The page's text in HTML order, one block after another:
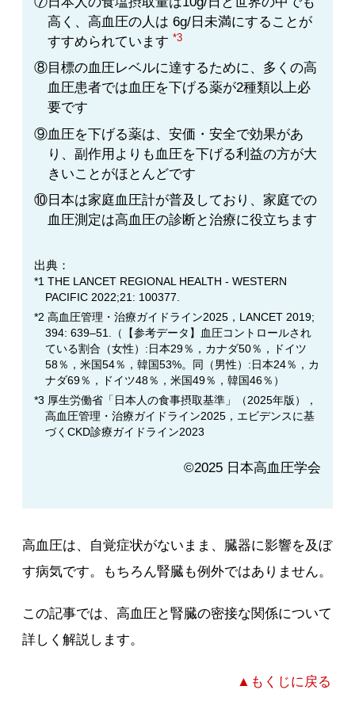
高く、高血圧の人は 6g/日未満にすることが
すすめられています *3
⑧目標の血圧レベルに達するために、多くの高
血圧患者では血圧を下げる薬が2種類以上必
要です
⑨血圧を下げる薬は、安価・安全で効果があ
り、副作用よりも血圧を下げる利益の方が大
きいことがほとんどです
⑩日本は家庭血圧計が普及しており、家庭での
血圧測定は高血圧の診断と治療に役立ちます
出典：
*1 THE LANCET REGIONAL HEALTH - WESTERN
PACIFIC 2022;21: 100377.
*2 高血圧管理・治療ガイドライン2025，LANCET 2019;
394: 639–51.（【参考データ】血圧コントロールされ
ている割合（女性）:日本29％，カナダ50％，ドイツ
58％，米国54％，韓国53%。同（男性）:日本24％，カ
ナダ69％，ドイツ48％，米国49％，韓国46％）
*3 厚生労働省「日本人の食事摂取基準」（2025年版），
高血圧管理・治療ガイドライン2025，エビデンスに基
づくCKD診療ガイドライン2023
©2025 日本高血圧学会
高血圧は、自覚症状がないまま、臓器に影響を及ぼ
す病気です。もちろん腎臓も例外ではありません。
この記事では、高血圧と腎臓の密接な関係について
詳しく解説します。
▲もくじに戻る